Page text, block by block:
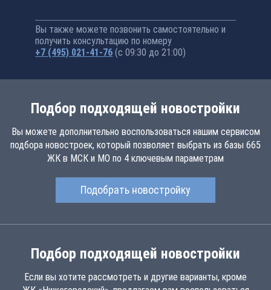
Вы также можете позвонить самостоятельно и
получить консультацию по номеру
+7 (495) 021-41-76 (с 09:30 до 21:00)
Подбор подходящей новостройки
Вы можете дополнительно воспользоваться нашим сервисом
подбора новостроек, который позволяет выбрать из базы 665
ЖК в МСК и МО по 4 ключевым параметрам
Подобрать новостройку
Подбор подходящей новостройки
Если вы хотите рассмотреть и другие варианты, кроме